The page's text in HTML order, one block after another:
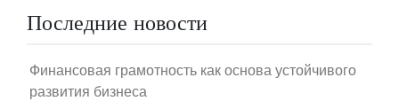
Последние новости
Финансовая грамотность как основа устойчивого
развития бизнеса